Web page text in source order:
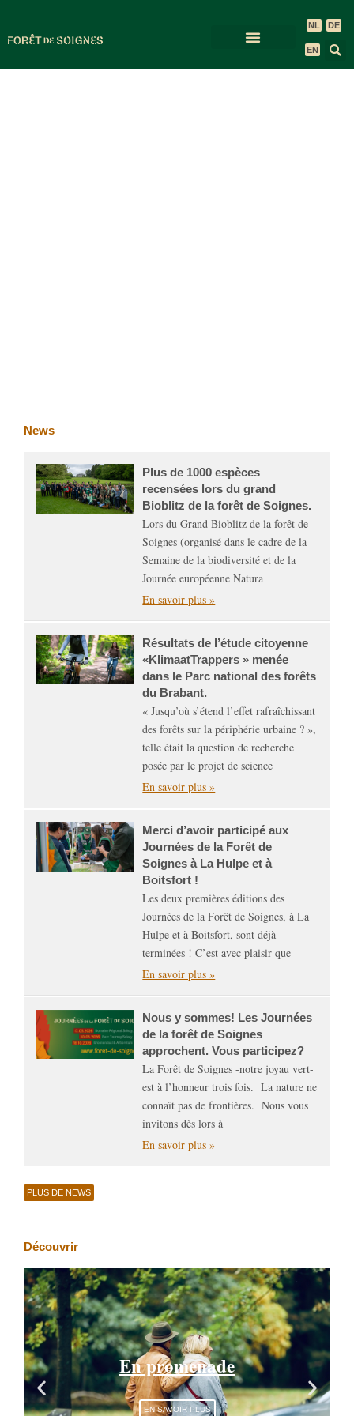
NL DE
EN
News
Plus de 1000 espèces
recensées lors du grand
Bioblitz de la forêt de Soignes.
Lors du Grand Bioblitz de la forêt de
Soignes (organisé dans le cadre de la
Semaine de la biodiversité et de la
Journée européenne Natura
En savoir plus »
Résultats de l’étude citoyenne
«KlimaatTrappers » menée
dans le Parc national des forêts
du Brabant.
« Jusqu’où s’étend l’effet rafraîchissant
des forêts sur la périphérie urbaine ? »,
telle était la question de recherche
posée par le projet de science
En savoir plus »
Merci d’avoir participé aux
Journées de la Forêt de
Soignes à La Hulpe et à
Boitsfort !
Les deux premières éditions des
Journées de la Forêt de Soignes, à La
Hulpe et à Boitsfort, sont déjà
terminées ! C’est avec plaisir que
En savoir plus »
Nous y sommes! Les Journées
de la forêt de Soignes
approchent. Vous participez?
La Forêt de Soignes -notre joyau vert-
est à l’honneur trois fois. La nature ne
connaît pas de frontières. Nous vous
invitons dès lors à
En savoir plus »
PLUS DE NEWS
Découvrir